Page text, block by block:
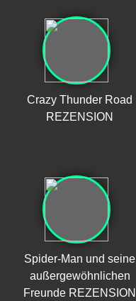
Crazy Thunder Road
REZENSION
Spider-Man und seine
außergewöhnlichen
Freunde REZENSION